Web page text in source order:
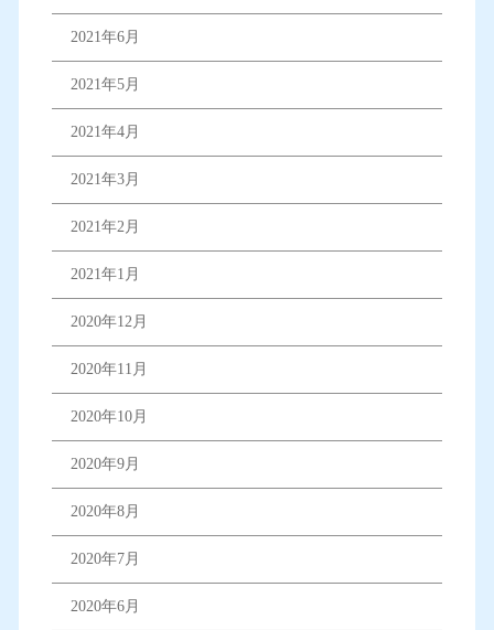
2021年6月
2021年5月
2021年4月
2021年3月
2021年2月
2021年1月
2020年12月
2020年11月
2020年10月
2020年9月
2020年8月
2020年7月
2020年6月